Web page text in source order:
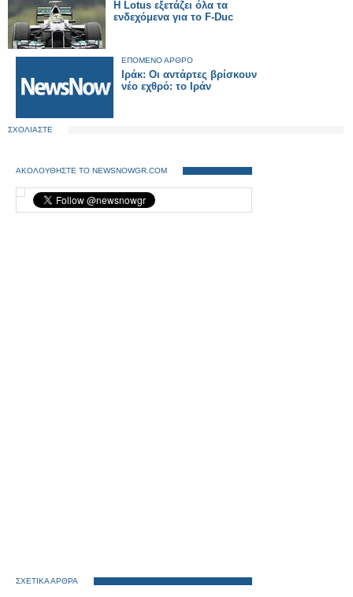
Η Lotus εξετάζει όλα τα
ενδεχόμενα για το F-Duc
ΕΠΟΜΕΝΟ ΑΡΘΡΟ
Ιράκ: Οι αντάρτες βρίσκουν
νέο εχθρό: το Ιράν
ΣΧΟΛΙΑΣΤΕ
ΑΚΟΛΟΥΘΗΣΤΕ ΤΟ NEWSNOWGR.COM
ΣΧΕΤΙΚΑ ΑΡΘΡΑ